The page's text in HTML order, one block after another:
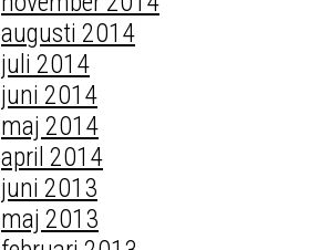
augusti 2014
juli 2014
juni 2014
maj 2014
april 2014
juni 2013
maj 2013